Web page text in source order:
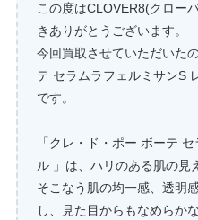
この度はCLOVER8(クロー
きありがとうございます。
今回買取させていただいた
テ セラムラフェルミサンS
です。
「クレ・ド・ポー ボーテ
ル 」は、ハリのある肌の見
そこなう肌の均一感、透明
し、見た目からもなめらか